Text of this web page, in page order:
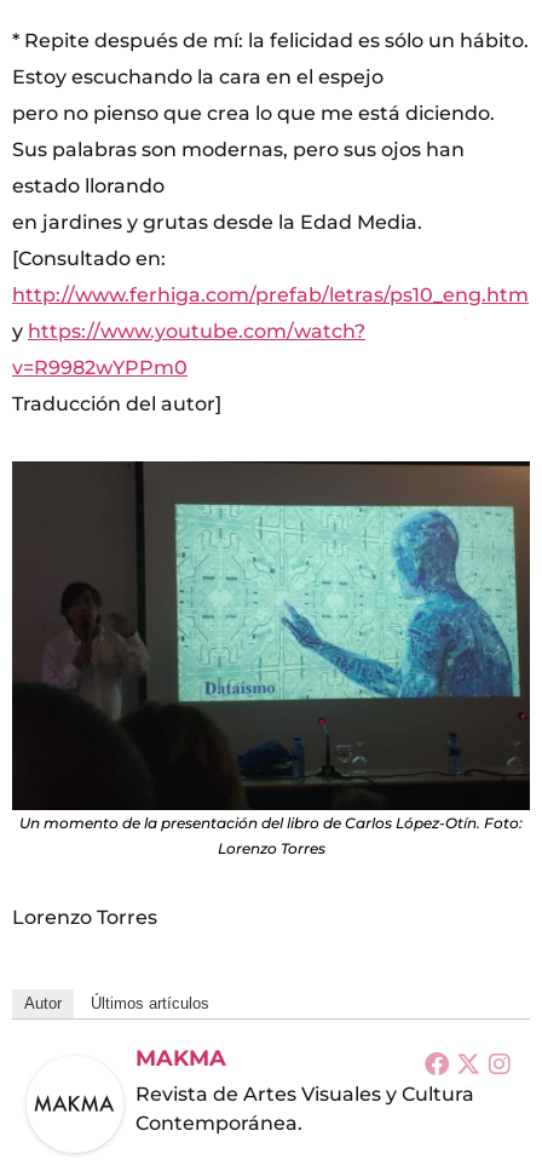
* Repite después de mí: la felicidad es sólo un hábito.
Estoy escuchando la cara en el espejo
pero no pienso que crea lo que me está diciendo.
Sus palabras son modernas, pero sus ojos han
estado llorando
en jardines y grutas desde la Edad Media.
[Consultado en:
http://www.ferhiga.com/prefab/letras/ps10_eng.htm
y https://www.youtube.com/watch?
v=R9982wYPPm0
Traducción del autor]
Un momento de la presentación del libro de Carlos López-Otín. Foto:
Lorenzo Torres
Lorenzo Torres
Autor Últimos artículos
MAKMA
Revista de Artes Visuales y Cultura
Contemporánea.